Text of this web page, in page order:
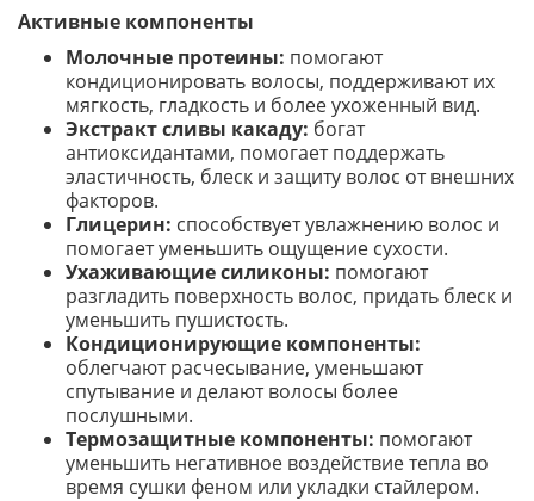
Активные компоненты
Молочные протеины: помогают
кондиционировать волосы, поддерживают их
мягкость, гладкость и более ухоженный вид.
Экстракт сливы какаду: богат
антиоксидантами, помогает поддержать
эластичность, блеск и защиту волос от внешних
факторов.
Глицерин: способствует увлажнению волос и
помогает уменьшить ощущение сухости.
Ухаживающие силиконы: помогают
разгладить поверхность волос, придать блеск и
уменьшить пушистость.
Кондиционирующие компоненты:
облегчают расчесывание, уменьшают
спутывание и делают волосы более
послушными.
Термозащитные компоненты: помогают
уменьшить негативное воздействие тепла во
время сушки феном или укладки стайлером.